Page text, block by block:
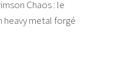
Chaos : le
heavy metal forgé